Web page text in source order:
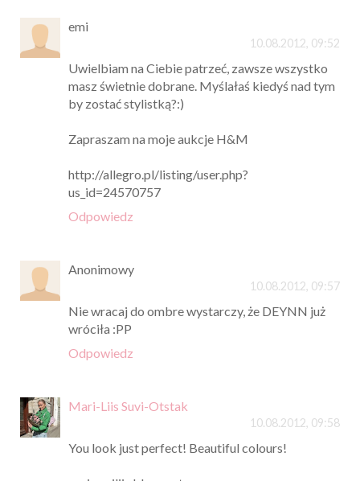
emi
10.08.2012, 09:52
Uwielbiam na Ciebie patrzeć, zawsze wszystko
masz świetnie dobrane. Myślałaś kiedyś nad tym
by zostać stylistką?:)
Zapraszam na moje aukcje H&M
http://allegro.pl/listing/user.php?
us_id=24570757
Odpowiedz
Anonimowy
10.08.2012, 09:57
Nie wracaj do ombre wystarczy, że DEYNN już
wróciła :PP
Odpowiedz
Mari-Liis Suvi-Otstak
10.08.2012, 09:58
You look just perfect! Beautiful colours!